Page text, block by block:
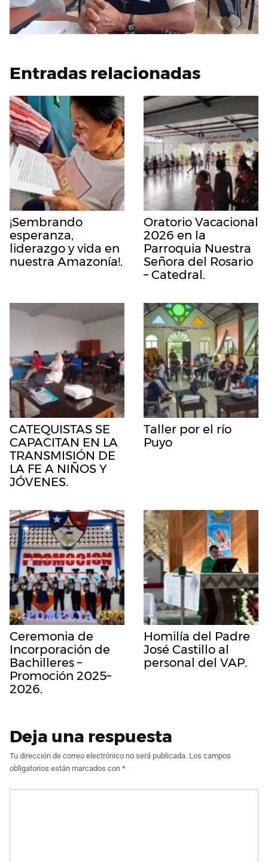
Entradas relacionadas
¡Sembrando
esperanza,
liderazgo y vida en
nuestra Amazonía!.
Oratorio Vacacional
2026 en la
Parroquia Nuestra
Señora del Rosario
– Catedral.
CATEQUISTAS SE
CAPACITAN EN LA
TRANSMISIÓN DE
LA FE A NIÑOS Y
JÓVENES.
Taller por el río
Puyo
Ceremonia de
Incorporación de
Bachilleres –
Promoción 2025–
2026.
Homilía del Padre
José Castillo al
personal del VAP.
Deja una respuesta
Tu dirección de correo electrónico no será publicada. Los campos
obligatorios están marcados con *